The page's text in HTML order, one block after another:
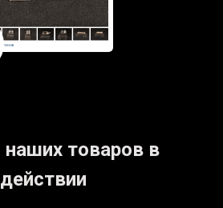
наших товаров в
действии